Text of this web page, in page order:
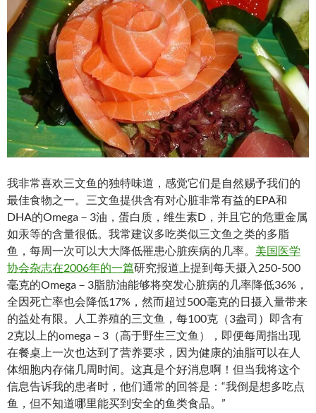
at o
o
k
ei
b
o
dI
n
A
p
p
a
n
t
我非常喜欢三文鱼的独特味道，感觉它们是自然赐予我们的
最佳食物之一。三文鱼提供含有对心脏非常有益的EPA和
DHA的Omega－3油，蛋白质，维生素D，并且它的危重金属
如汞等的含量很低。我常建议多吃类似三文鱼之类的多脂
鱼，每周一次可以大大降低罹患心脏疾病的几率。 美国医学
协会杂志在2006年的一篇研究报道上提到每天摄入250-500
毫克的Omega－3脂肪油能够将突发心脏病的几率降低36%，
全因死亡率也会降低17%，然而超过500毫克的日摄入量带来
的益处有限。人工养殖的三文鱼，每100克（3盎司）即含有
2克以上的omega－3（高于野生三文鱼），即便每周指出现
在餐桌上一次也达到了营养要求，因为健康的油脂可以在人
体细胞内存储几周时间。这真是个好消息啊！但当我将这个
信息告诉我的患者时，他们通常的回答是：“我倒是想多吃点
鱼，但不知道哪里能买到安全的鱼类食品。”